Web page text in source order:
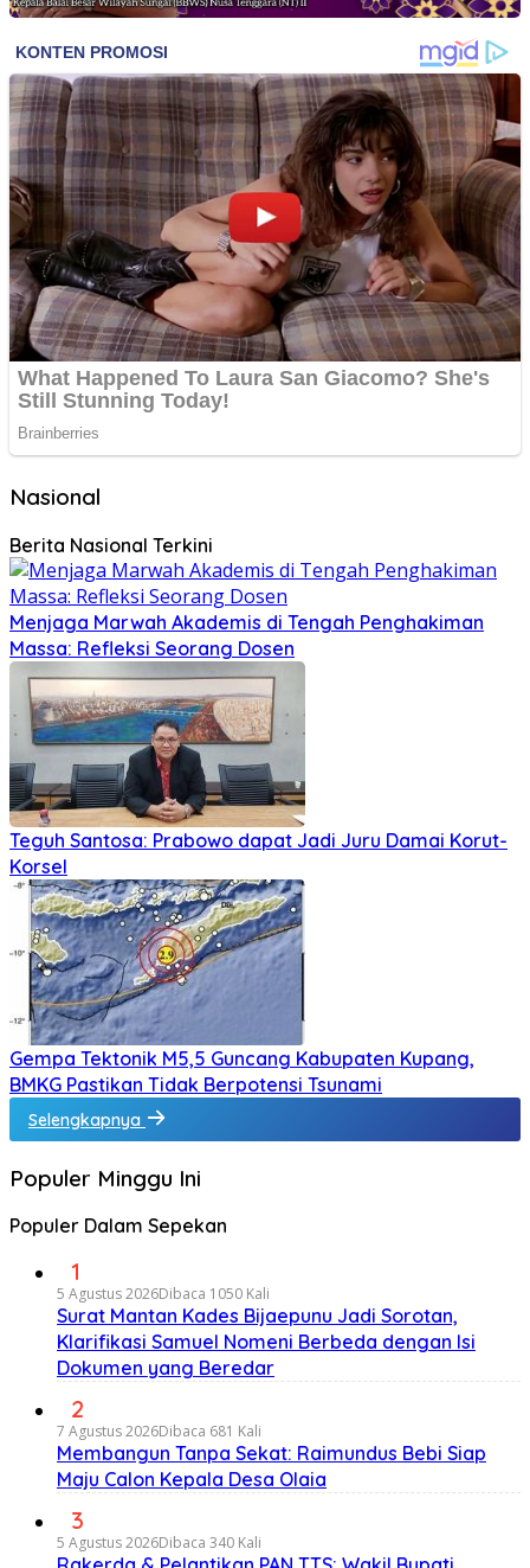
Nasional
Berita Nasional Terkini
Menjaga Marwah Akademis di Tengah Penghakiman
Massa: Refleksi Seorang Dosen
Teguh Santosa: Prabowo dapat Jadi Juru Damai Korut-
Korsel
Gempa Tektonik M5,5 Guncang Kabupaten Kupang,
BMKG Pastikan Tidak Berpotensi Tsunami
Selengkapnya
Populer Minggu Ini
Populer Dalam Sepekan
1
5 Agustus 2026Dibaca 1050 Kali
Surat Mantan Kades Bijaepunu Jadi Sorotan,
Klarifikasi Samuel Nomeni Berbeda dengan Isi
Dokumen yang Beredar
2
7 Agustus 2026Dibaca 681 Kali
Membangun Tanpa Sekat: Raimundus Bebi Siap
Maju Calon Kepala Desa Olaia
3
5 Agustus 2026Dibaca 340 Kali